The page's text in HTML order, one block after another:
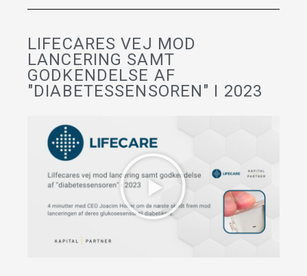
LIFECARES VEJ MOD
LANCERING SAMT
GODKENDELSE AF
"DIABETESSENSOREN" I 2023